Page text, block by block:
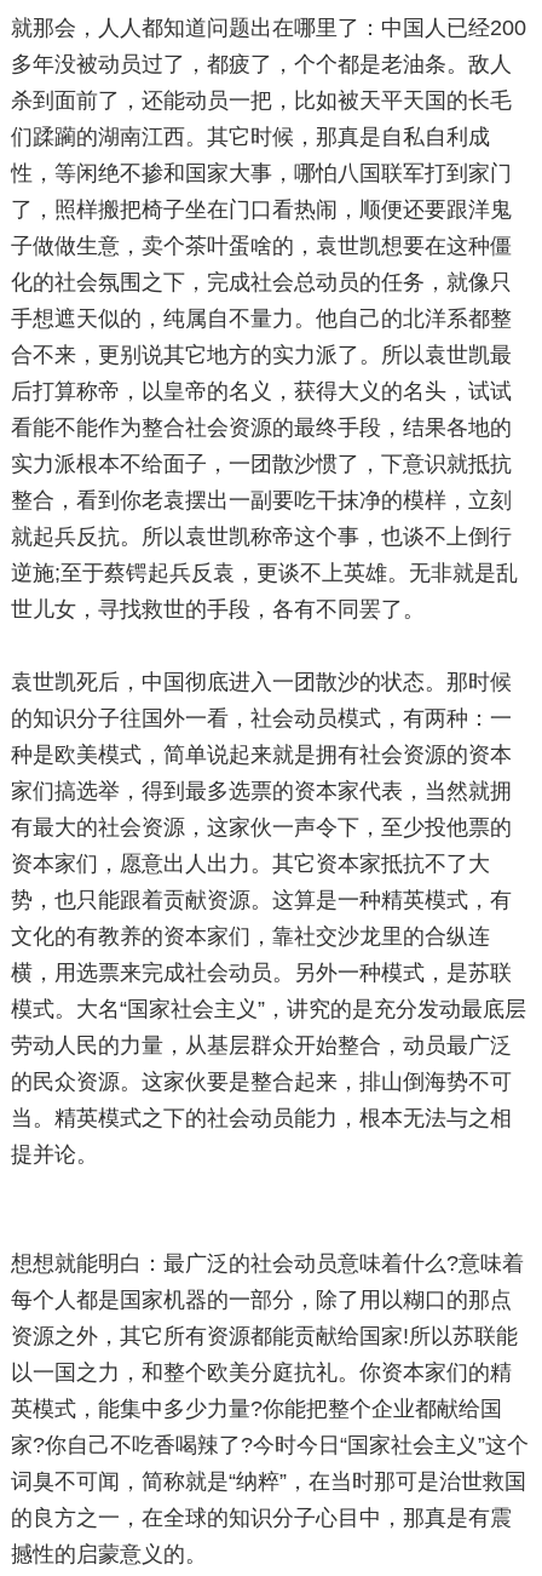
就那会，人人都知道问题出在哪里了：中国人已经200
多年没被动员过了，都疲了，个个都是老油条。敌人
杀到面前了，还能动员一把，比如被天平天国的长毛
们蹂躏的湖南江西。其它时候，那真是自私自利成
性，等闲绝不掺和国家大事，哪怕八国联军打到家门
了，照样搬把椅子坐在门口看热闹，顺便还要跟洋鬼
子做做生意，卖个茶叶蛋啥的，袁世凯想要在这种僵
化的社会氛围之下，完成社会总动员的任务，就像只
手想遮天似的，纯属自不量力。他自己的北洋系都整
合不来，更别说其它地方的实力派了。所以袁世凯最
后打算称帝，以皇帝的名义，获得大义的名头，试试
看能不能作为整合社会资源的最终手段，结果各地的
实力派根本不给面子，一团散沙惯了，下意识就抵抗
整合，看到你老袁摆出一副要吃干抹净的模样，立刻
就起兵反抗。所以袁世凯称帝这个事，也谈不上倒行
逆施;至于蔡锷起兵反袁，更谈不上英雄。无非就是乱
世儿女，寻找救世的手段，各有不同罢了。
袁世凯死后，中国彻底进入一团散沙的状态。那时候
的知识分子往国外一看，社会动员模式，有两种：一
种是欧美模式，简单说起来就是拥有社会资源的资本
家们搞选举，得到最多选票的资本家代表，当然就拥
有最大的社会资源，这家伙一声令下，至少投他票的
资本家们，愿意出人出力。其它资本家抵抗不了大
势，也只能跟着贡献资源。这算是一种精英模式，有
文化的有教养的资本家们，靠社交沙龙里的合纵连
横，用选票来完成社会动员。另外一种模式，是苏联
模式。大名“国家社会主义”，讲究的是充分发动最底层
劳动人民的力量，从基层群众开始整合，动员最广泛
的民众资源。这家伙要是整合起来，排山倒海势不可
当。精英模式之下的社会动员能力，根本无法与之相
提并论。
想想就能明白：最广泛的社会动员意味着什么?意味着
每个人都是国家机器的一部分，除了用以糊口的那点
资源之外，其它所有资源都能贡献给国家!所以苏联能
以一国之力，和整个欧美分庭抗礼。你资本家们的精
英模式，能集中多少力量?你能把整个企业都献给国
家?你自己不吃香喝辣了?今时今日“国家社会主义”这个
词臭不可闻，简称就是“纳粹”，在当时那可是治世救国
的良方之一，在全球的知识分子心目中，那真是有震
撼性的启蒙意义的。